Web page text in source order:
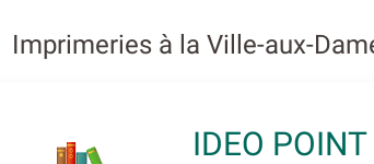
Imprimeries à la Ville-aux-
IDEO